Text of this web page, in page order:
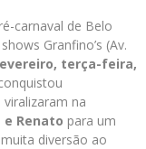
carnaval de Belo
Granfino’s (Av.
terça-feira,
na
e Renato para um
diversão ao